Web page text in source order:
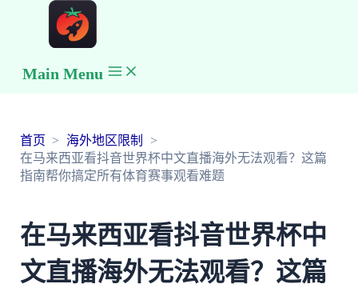
Main Menu
首页
海外地区限制
在马来西亚看抖音世界杯中文直播海外无法观看？这篇
指南帮你搞定所有体育赛事观看难题
在马来西亚看抖音世界杯中
文直播海外无法观看？这篇